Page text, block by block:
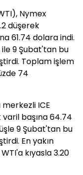
Nymex
düşerek
61.74 dolara indi.
9 Şubat'tan bu
Toplam işlem
74
ICE
varil başına 64.74
9 Şubat'tan bu
En yakın
kıyasla 3.20